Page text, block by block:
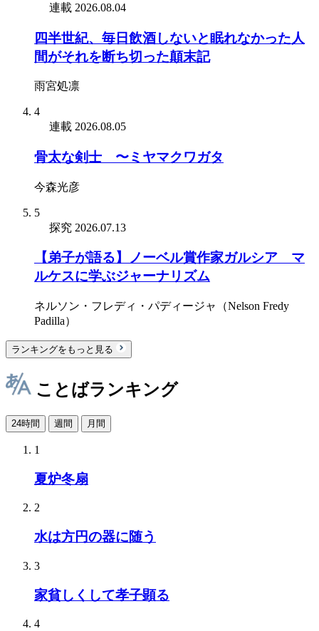
連載 2026.08.04
四半世紀、毎日飲酒しないと眠れなかった人
間がそれを断ち切った顛末記
雨宮処凛
4
連載 2026.08.05
骨太な剣士 〜ミヤマクワガタ
今森光彦
5
探究 2026.07.13
【弟子が語る】ノーベル賞作家ガルシア゠マ
ルケスに学ぶジャーナリズム
ネルソン・フレディ・パディージャ（Nelson Fredy
Padilla）
ランキングをもっと見る
ことばランキング
24時間 週間 月間
1
夏炉冬扇
2
水は方円の器に随う
3
家貧しくして孝子顕る
4